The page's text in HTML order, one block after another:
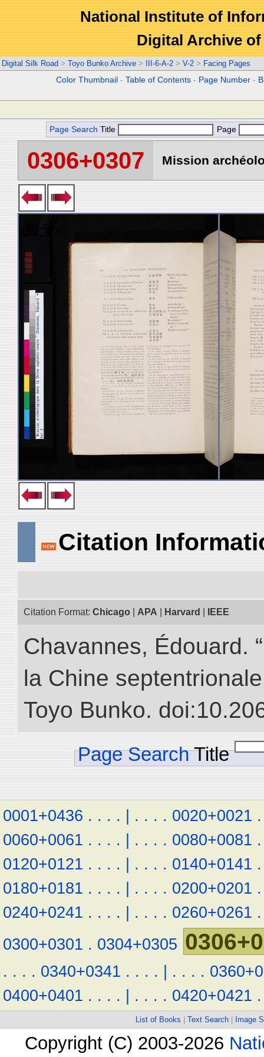
National Institute of
Digital Archive
Digital Silk Road > Toyo Bunko Archive > III-6-A-2 > V-2 > Facing Pages
Color Thumbnail -Table of Contents - Page Number -
Page Search Title Page
0306+0307 Mission
Citation
Citation Format: Chicago APA Harvard IEEE
Chavannes, Édouard.
la Chine
Toyo Bunko.
Page Search Title
0001+0436 . . . . | . . . . 0020+0021 .
0060+0061 . . . . | . . . . 0080+0081 .
0120+0121 . . . . | . . . . 0140+0141 .
0180+0181 . . . . | . . . . 0200+0201 .
0240+0241 . . . . | . . . . 0260+0261 .
0300+0301 . 0304+0305
. . . . 0340+0341 . . . . | . . . .
0400+0401 . . . . | . . . . 0420+0421 .
List of Books Text Search Image
Copyright (C) 2003-2026